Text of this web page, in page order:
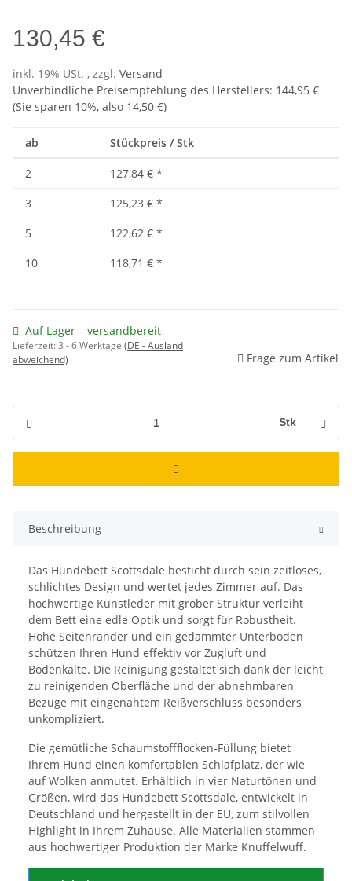
130,45 €
inkl. 19% USt. , zzgl. Versand
Unverbindliche Preisempfehlung des Herstellers: 144,95 €
(Sie sparen 10%, also 14,50 €)
ab Stückpreis / Stk
2 127,84 € *
3
125,23 € *
5
122,62 € *
10
118,71 € *
Auf Lager – versandbereit
Lieferzeit:3 - 6 Werktage (DE - Ausland
abweichend)
Frage zum Artikel
Stk
Beschreibung
Das Hundebett Scottsdale besticht durch sein zeitloses,
schlichtes Design und wertet jedes Zimmer auf. Das
hochwertige Kunstleder mit grober Struktur verleiht
dem Bett eine edle Optik und sorgt für Robustheit.
Hohe Seitenränder und ein gedämmter Unterboden
schützen Ihren Hund effektiv vor Zugluft und
Bodenkälte. Die Reinigung gestaltet sich dank der leicht
zu reinigenden Oberfläche und der abnehmbaren
Bezüge mit eingenähtem Reißverschluss besonders
unkompliziert.
Die gemütliche Schaumstoffflocken-Füllung bietet
Ihrem Hund einen komfortablen Schlafplatz, der wie
auf Wolken anmutet. Erhältlich in vier Naturtönen und
Größen, wird das Hundebett Scottsdale, entwickelt in
Deutschland und hergestellt in der EU, zum stilvollen
Highlight in Ihrem Zuhause. Alle Materialien stammen
aus hochwertiger Produktion der Marke Knuffelwuff.